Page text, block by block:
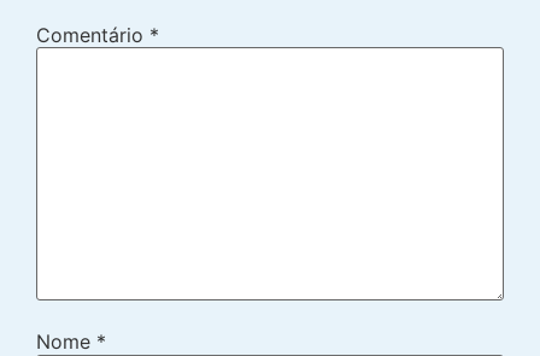
Comentário *
Nome *